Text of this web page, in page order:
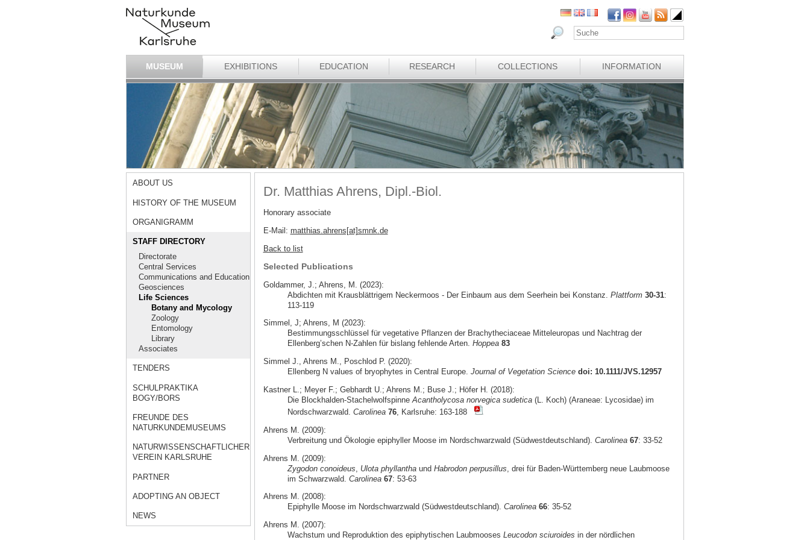
MUSEUM EXHIBITIONS EDUCATION RESEARCH COLLECTIONS INFORMATION
ABOUT US
HISTORY OF THE MUSEUM
ORGANIGRAMM
STAFF DIRECTORY
Directorate
Central Services
Communications and Education
Geosciences
Life Sciences
Botany and Mycology
Zoology
Entomology
Library
Associates
TENDERS
SCHULPRAKTIKA
BOGY/BORS
FREUNDE DES
NATURKUNDEMUSEUMS
NATURWISSENSCHAFTLICHER
VEREIN KARLSRUHE
PARTNER
ADOPTING AN OBJECT
NEWS
Dr. Matthias Ahrens, Dipl.-Biol.
Honorary associate
E-Mail: matthias.ahrens[at]smnk.de
Back to list
Selected Publications
Goldammer, J.; Ahrens, M. (2023):
Abdichten mit Krausblättrigem Neckermoos - Der Einbaum aus dem Seerhein bei Konstanz. Plattform 30-31:
113-119
Simmel, J; Ahrens, M (2023):
Bestimmungsschlüssel für vegetative Pflanzen der Brachytheciaceae Mitteleuropas und Nachtrag der
Ellenberg’schen N-Zahlen für bislang fehlende Arten. Hoppea 83
Simmel J., Ahrens M., Poschlod P. (2020):
Ellenberg N values of bryophytes in Central Europe. Journal of Vegetation Science doi: 10.1111/JVS.12957
Kastner L.; Meyer F.; Gebhardt U.; Ahrens M.; Buse J.; Höfer H. (2018):
Die Blockhalden-StachelwolfspinneAcantholycosa norvegica sudetica(L. Koch) (Araneae: Lycosidae) im
Nordschwarzwald. Carolinea 76, Karlsruhe: 163-188
Ahrens M. (2009):
Verbreitung und Ökologie epiphyller Moose im Nordschwarzwald (Südwestdeutschland). Carolinea 67: 33-52
Ahrens M. (2009):
Zygodon conoideus
Ulota phyllanthaund Habrodon perpusillus , drei für Baden-Württemberg neue Laubmoose
im Schwarzwald. Carolinea 67: 53-63
Ahrens M. (2008):
Epiphylle Moose im Nordschwarzwald (Südwestdeutschland). Carolinea 66: 35-52
Ahrens M. (2007):
Wachstum und Reproduktion des epiphytischen Laubmooses Leucodon sciuroides in der nördlichen